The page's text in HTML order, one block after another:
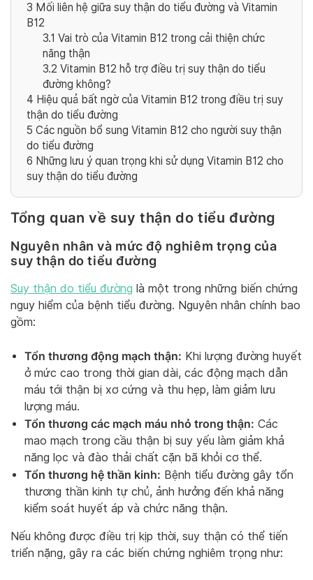
3 Mối liên hệ giữa suy thận do tiểu đường và Vitamin
B12
3.1 Vai trò của Vitamin B12 trong cải thiện chức
năng thận
3.2 Vitamin B12 hỗ trợ điều trị suy thận do tiểu
đường không?
4 Hiệu quả bất ngờ của Vitamin B12 trong điều trị suy
thận do tiểu đường
5 Các nguồn bổ sung Vitamin B12 cho người suy thận
do tiểu đường
6 Những lưu ý quan trọng khi sử dụng Vitamin B12 cho
suy thận do tiểu đường
Tổng quan về suy thận do tiểu đường
Nguyên nhân và mức độ nghiêm trọng của
suy thận do tiểu đường
Suy thận do tiểu đường là một trong những biến chứng
nguy hiểm của bệnh tiểu đường. Nguyên nhân chính bao
gồm:
Tổn thương động mạch thận: Khi lượng đường huyết
ở mức cao trong thời gian dài, các động mạch dẫn
máu tới thận bị xơ cứng và thu hẹp, làm giảm lưu
lượng máu.
Tổn thương các mạch máu nhỏ trong thận: Các
mao mạch trong cầu thận bị suy yếu làm giảm khả
năng lọc và đào thải chất cặn bã khỏi cơ thể.
Tổn thương hệ thần kinh: Bệnh tiểu đường gây tổn
thương thần kinh tự chủ, ảnh hưởng đến khả năng
kiểm soát huyết áp và chức năng thận.
Nếu không được điều trị kịp thời, suy thận có thể tiến
triển nặng, gây ra các biến chứng nghiêm trọng như: